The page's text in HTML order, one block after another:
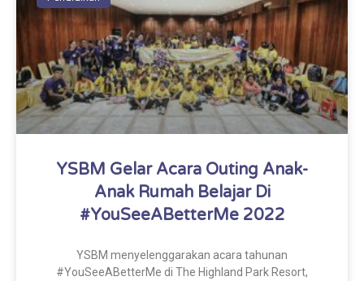
YSBM Gelar Acara Outing Anak-
Anak Rumah Belajar Di
#YouSeeABetterMe 2022
YSBM menyelenggarakan acara tahunan
#YouSeeABetterMe di The Highland Park Resort,